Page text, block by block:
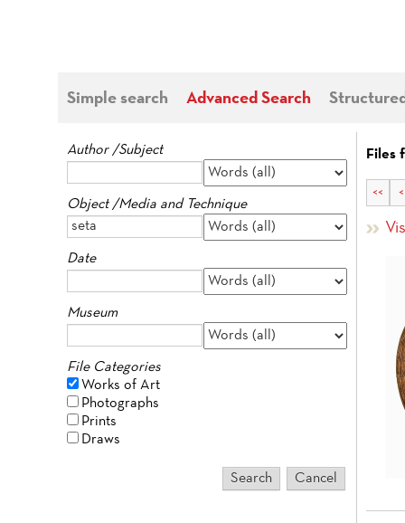
Simple search Advanced Search
Author /Subject
Object /Media and Technique
Date
Museum
File Categories
Works of Art
Photographs
Prints
Draws
Files
<< <